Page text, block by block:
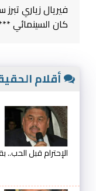
فيريال زياري
كان السينمائي
أقلام
الإحترام قبل الحب..